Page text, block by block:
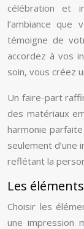
célébration et
l’ambiance que
témoigne de
accordez à vos
soin, vous créez
Un faire-part
des matériaux
harmonie
seulement d’une
reflétant la
Les
Choisir les
une impression